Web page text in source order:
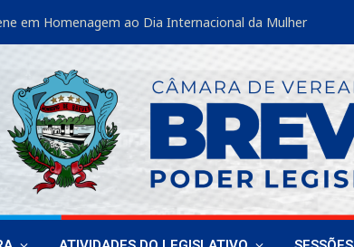
em Homenagem ao Dia Internacional da Mulher